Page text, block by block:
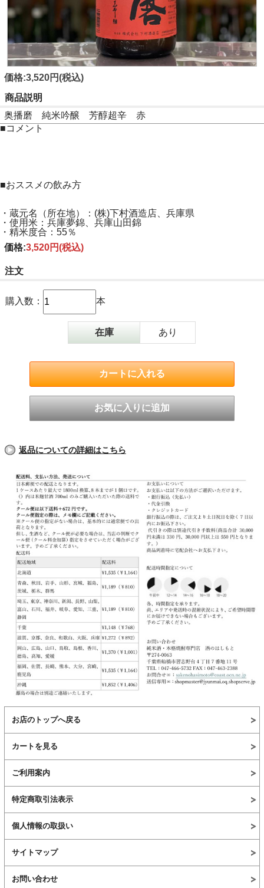
価格:3,520円(税込)
商品説明
奥播磨 純米吟醸 芳醇超辛 赤
■コメント
■おススメの飲み方
・蔵元名（所在地）：(株)下村酒造店、兵庫県
・使用米：兵庫夢錦、兵庫山田錦
・精米度合：55％
価格:3,520円(税込)
注文
購入数： 本
在庫 あり
返品についての詳細はこちら
お店のトップへ戻る
カートを見る
ご利用案内
特定商取引法表示
個人情報の取扱い
サイトマップ
お問い合わせ